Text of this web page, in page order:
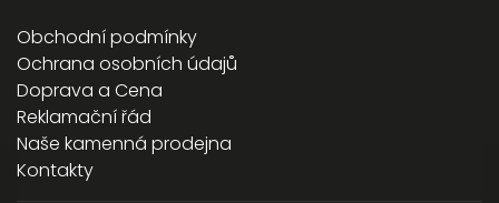
Obchodní podmínky
Ochrana osobních údajů
Doprava a Cena
Reklamační řád
Naše kamenná prodejna
Kontakty